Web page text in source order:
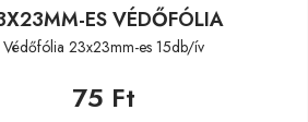
ES VÉDŐFÓLIA
Védőfólia 23x23mm-es 15db/ív
75 Ft